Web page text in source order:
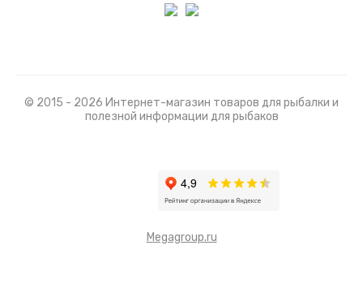
© 2015 - 2026 Интернет-магазин товаров для рыбалки и
полезной информации для рыбаков
Megagroup.ru